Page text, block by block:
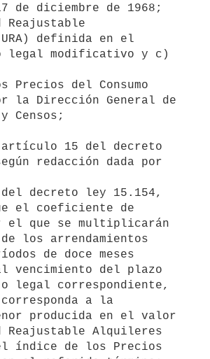
de diciembre de 1968;
Reajustable
definida en el
legal modificativo y c)
Precios del Consumo
la Dirección General de
Censos;
redacción dada por
decreto ley 15.154,
el coeficiente de
el que se multiplicarán
los arrendamientos
de doce meses
vencimiento del plazo
legal correspondiente,
a la
producida en el valor
Reajustable Alquileres
índice de los Precios